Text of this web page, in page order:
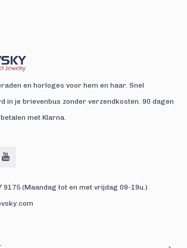
en horloges voor hem en haar. Snel
in je brievenbus zonder verzendkosten. 90 dagen
met Klarna.
9175 (Maandag tot en met vrijdag 09-19u.)